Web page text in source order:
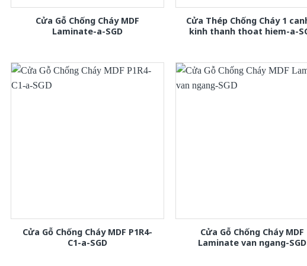
Cửa Gỗ Chống Cháy MDF
Laminate-a-SGD
Cửa Thép Chống Cháy 1
kinh thanh thoat hiem-a-
Cửa Gỗ Chống Cháy MDF P1R4-
C1-a-SGD
Cửa Gỗ Chống Cháy MDF
Laminate van ngang-SGD